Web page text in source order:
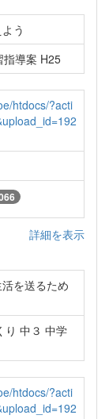
う
指導案 H25
htdocs/?acti
詳細を表示
を送るため
り 中３ 中学
htdocs/?acti